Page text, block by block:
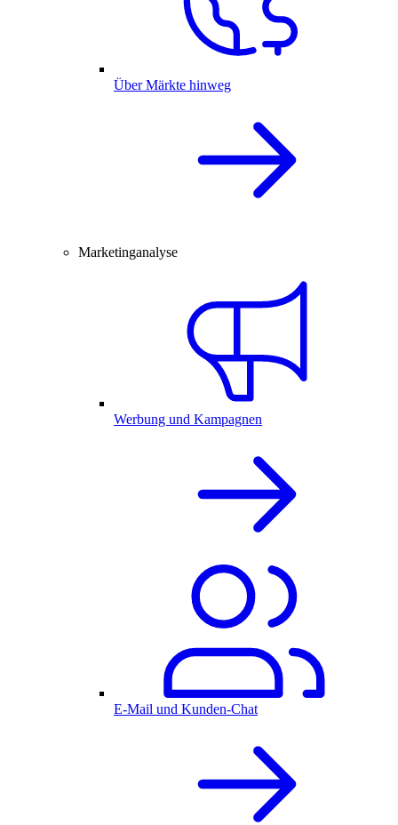
Über Märkte hinweg
Marketinganalyse
Werbung und Kampagnen
E-Mail und Kunden-Chat